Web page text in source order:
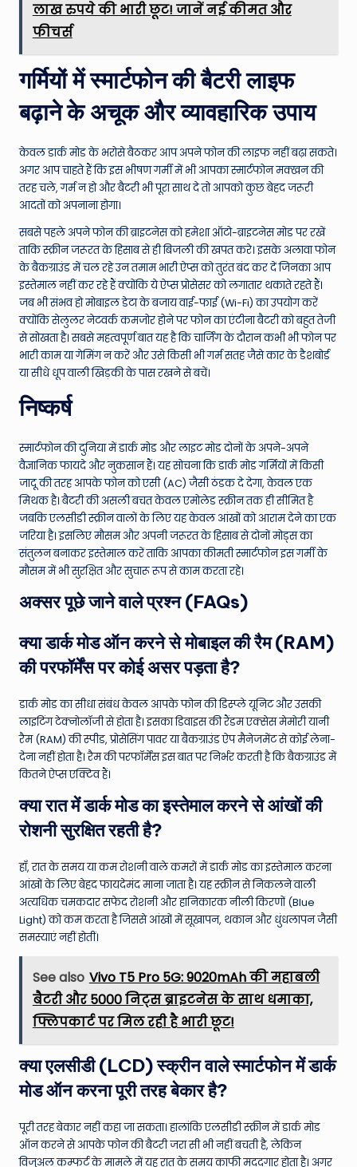
लाख रुपये की भारी छूट! जानें नई कीमत और
फीचर्स
गर्मियों में स्मार्टफोन की बैटरी लाइफ
बढ़ाने के अचूक और व्यावहारिक उपाय
केवल डार्क मोड के भरोसे बैठकर आप अपने फोन की लाइफ नहीं बढ़ा सकते।
अगर आप चाहते हैं कि इस भीषण गर्मी में भी आपका स्मार्टफोन मक्खन की
तरह चले, गर्म न हो और बैटरी भी पूरा साथ दे तो आपको कुछ बेहद जरूरी
आदतों को अपनाना होगा।
सबसे पहले अपने फोन की ब्राइटनेस को हमेशा ऑटो-ब्राइटनेस मोड पर रखें
ताकि स्क्रीन जरूरत के हिसाब से ही बिजली की खपत करे। इसके अलावा फोन
के बैकग्राउंड में चल रहे उन तमाम भारी ऐप्स को तुरंत बंद कर दें जिनका आप
इस्तेमाल नहीं कर रहे हैं क्योंकि ये ऐप्स प्रोसेसर को लगातार थकाते रहते हैं।
जब भी संभव हो मोबाइल डेटा के बजाय वाई-फाई (Wi-Fi) का उपयोग करें
क्योंकि सेलुलर नेटवर्क कमजोर होने पर फोन का एंटीना बैटरी को बहुत तेजी
से सोखता है। सबसे महत्वपूर्ण बात यह है कि चार्जिंग के दौरान कभी भी फोन पर
भारी काम या गेमिंग न करें और उसे किसी भी गर्म सतह जैसे कार के डैशबोर्ड
या सीधे धूप वाली खिड़की के पास रखने से बचें।
निष्कर्ष
स्मार्टफोन की दुनिया में डार्क मोड और लाइट मोड दोनों के अपने-अपने
वैज्ञानिक फायदे और नुकसान हैं। यह सोचना कि डार्क मोड गर्मियों में किसी
जादू की तरह आपके फोन को एसी (AC) जैसी ठंडक दे देगा, केवल एक
मिथक है। बैटरी की असली बचत केवल एमोलेड स्क्रीन तक ही सीमित है
जबकि एलसीडी स्क्रीन वालों के लिए यह केवल आंखों को आराम देने का एक
जरिया है। इसलिए मौसम और अपनी जरूरत के हिसाब से दोनों मोड्स का
संतुलन बनाकर इस्तेमाल करें ताकि आपका कीमती स्मार्टफोन इस गर्मी के
मौसम में भी सुरक्षित और सुचारू रूप से काम करता रहे।
अक्सर पूछे जाने वाले प्रश्न (FAQs)
क्या डार्क मोड ऑन करने से मोबाइल की रैम (RAM)
की परफॉर्मेंस पर कोई असर पड़ता है?
डार्क मोड का सीधा संबंध केवल आपके फोन की डिस्प्ले यूनिट और उसकी
लाइटिंग टेक्नोलॉजी से होता है। इसका डिवाइस की रैंडम एक्सेस मेमोरी यानी
रैम (RAM) की स्पीड, प्रोसेसिंग पावर या बैकग्राउंड ऐप मैनेजमेंट से कोई लेना-
देना नहीं होता है। रैम की परफॉर्मेंस इस बात पर निर्भर करती है कि बैकग्राउंड में
कितने ऐप्स एक्टिव हैं।
क्या रात में डार्क मोड का इस्तेमाल करने से आंखों की
रोशनी सुरक्षित रहती है?
हाँ, रात के समय या कम रोशनी वाले कमरों में डार्क मोड का इस्तेमाल करना
आंखों के लिए बेहद फायदेमंद माना जाता है। यह स्क्रीन से निकलने वाली
अत्यधिक चमकदार सफेद रोशनी और हानिकारक नीली किरणों (Blue
Light) को कम करता है जिससे आंखों में सूखापन, थकान और धुंधलापन जैसी
समस्याएं नहीं होतीं।
See also Vivo T5 Pro 5G: 9020mAh की महाबली
बैटरी और 5000 निट्स ब्राइटनेस के साथ धमाका,
फ्लिपकार्ट पर मिल रही है भारी छूट!
क्या एलसीडी (LCD) स्क्रीन वाले स्मार्टफोन में डार्क
मोड ऑन करना पूरी तरह बेकार है?
पूरी तरह बेकार नहीं कहा जा सकता। हालांकि एलसीडी स्क्रीन में डार्क मोड
ऑन करने से आपके फोन की बैटरी जरा सी भी नहीं बचती है, लेकिन
विजुअल कम्फर्ट के मामले में यह रात के समय काफी मददगार होता है। अगर